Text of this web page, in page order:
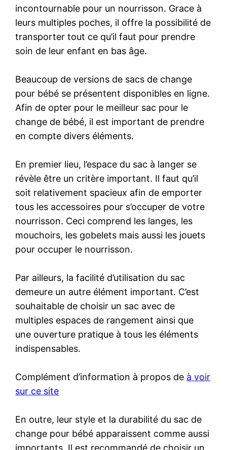
incontournable pour un nourrisson. Grace à
leurs multiples poches, il offre la possibilité de
transporter tout ce qu’il faut pour prendre
soin de leur enfant en bas âge.
Beaucoup de versions de sacs de change
pour bébé se présentent disponibles en ligne.
Afin de opter pour le meilleur sac pour le
change de bébé, il est important de prendre
en compte divers éléments.
En premier lieu, l’espace du sac à langer se
révèle être un critère important. Il faut qu’il
soit relativement spacieux afin de emporter
tous les accessoires pour s’occuper de votre
nourrisson. Ceci comprend les langes, les
mouchoirs, les gobelets mais aussi les jouets
pour occuper le nourrisson.
Par ailleurs, la facilité d’utilisation du sac
demeure un autre élément important. C’est
souhaitable de choisir un sac avec de
multiples espaces de rangement ainsi que
une ouverture pratique à tous les éléments
indispensables.
Complément d’information à propos de à voir
sur ce site
En outre, leur style et la durabilité du sac de
change pour bébé apparaissent comme aussi
importants. Il est recommandé de choisir un